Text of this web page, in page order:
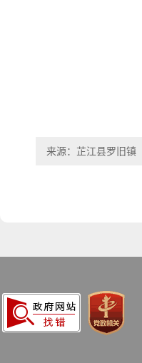
来源：芷江县罗旧镇